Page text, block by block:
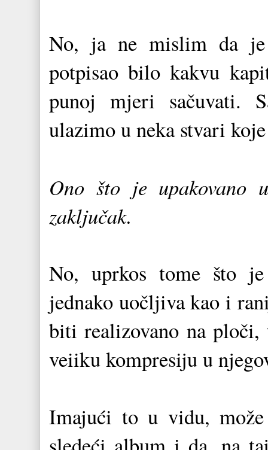
No, ja ne mislim da je
potpisao bilo kakvu
punoj mjeri sačuvati.
ulazimo u neka stvari
Ono što je upakovano
zaključak.
No, uprkos tome što je
jednako uočljiva kao i
biti realizovano na
veiiku kompresiju u
Imajući to u vidu,